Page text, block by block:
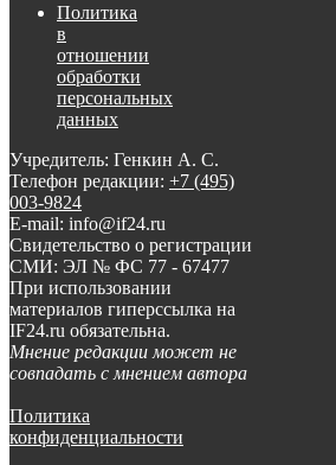
Политика
в
отношении
обработки
персональных
данных
Учредитель: Генкин А. С.
Телефон редакции: +7 (495)
003-9824
E-mail: info@if24.ru
Свидетельство о регистрации
СМИ: ЭЛ № ФС 77 - 67477
При использовании
материалов гиперссылка на
IF24.ru обязательна.
Мнение редакции может не
совпадать с мнением автора
Политика
конфиденциальности